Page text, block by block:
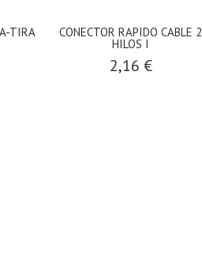
TIRA CONECTOR RAPIDO CABLE 2
HILOS I
2,16 €